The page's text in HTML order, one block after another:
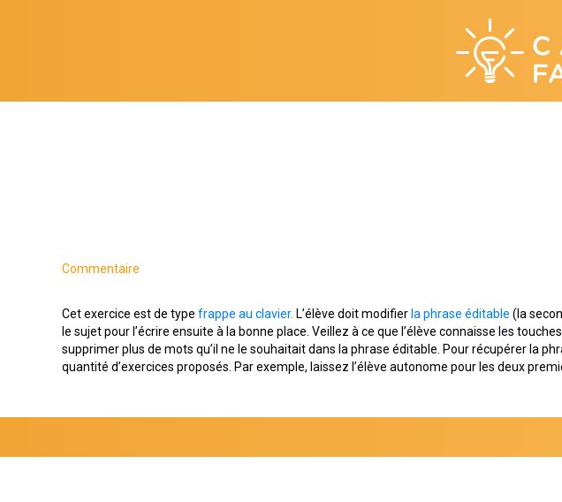
Commentaire
Cet exercice est de type frappe au clavier. L’élève doit modifier la phrase éditable (la
le sujet pour l’écrire ensuite à la bonne place. Veillez à ce que l’élève connaisse les
supprimer plus de mots qu’il ne le souhaitait dans la phrase éditable. Pour récupérer la
quantité d’exercices proposés. Par exemple, laissez l’élève autonome pour les deux